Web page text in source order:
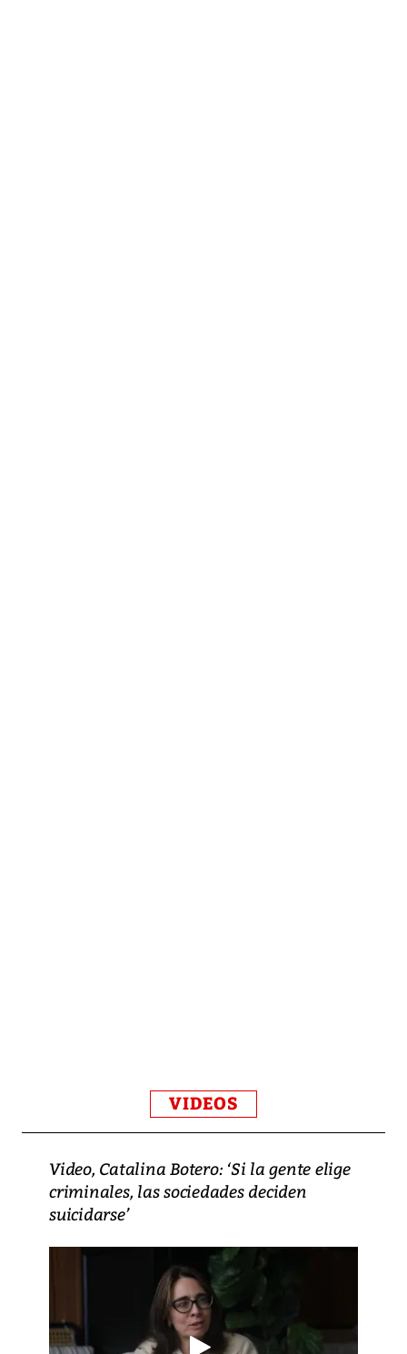
VIDEOS
Video, Catalina Botero: ‘Si la gente elige
criminales, las sociedades deciden
suicidarse’